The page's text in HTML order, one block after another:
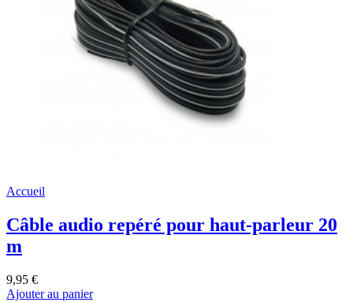
Accueil
Câble audio repéré pour haut-parleur 20
m
9,95 €
Ajouter au panier